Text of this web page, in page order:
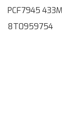
PCF7945
8T0959754